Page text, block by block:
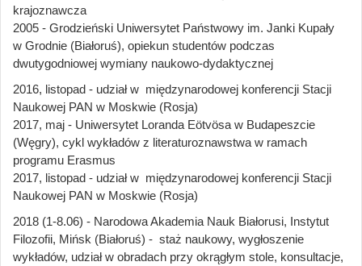
krajoznawcza
2005 - Grodzieński Uniwersytet Państwowy im. Janki Kupały
w Grodnie (Białoruś), opiekun studentów podczas
dwutygodniowej wymiany naukowo-dydaktycznej
2016, listopad - udział w międzynarodowej konferencji Stacji
Naukowej PAN w Moskwie (Rosja)
2017, maj - Uniwersytet Loranda Eötvösa w Budapeszcie
(Węgry), cykl wykładów z literaturoznawstwa w ramach
programu Erasmus
2017, listopad - udział w międzynarodowej konferencji Stacji
Naukowej PAN w Moskwie (Rosja)
2018 (1-8.06) - Narodowa Akademia Nauk Białorusi, Instytut
Filozofii, Mińsk (Białoruś) - staż naukowy, wygłoszenie
wykładów, udział w obradach przy okrągłym stole, konsultacje,